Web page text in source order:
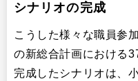
シナリオの完成
こうした様々な職員参
の新総合計画における
完成したシナリオは、